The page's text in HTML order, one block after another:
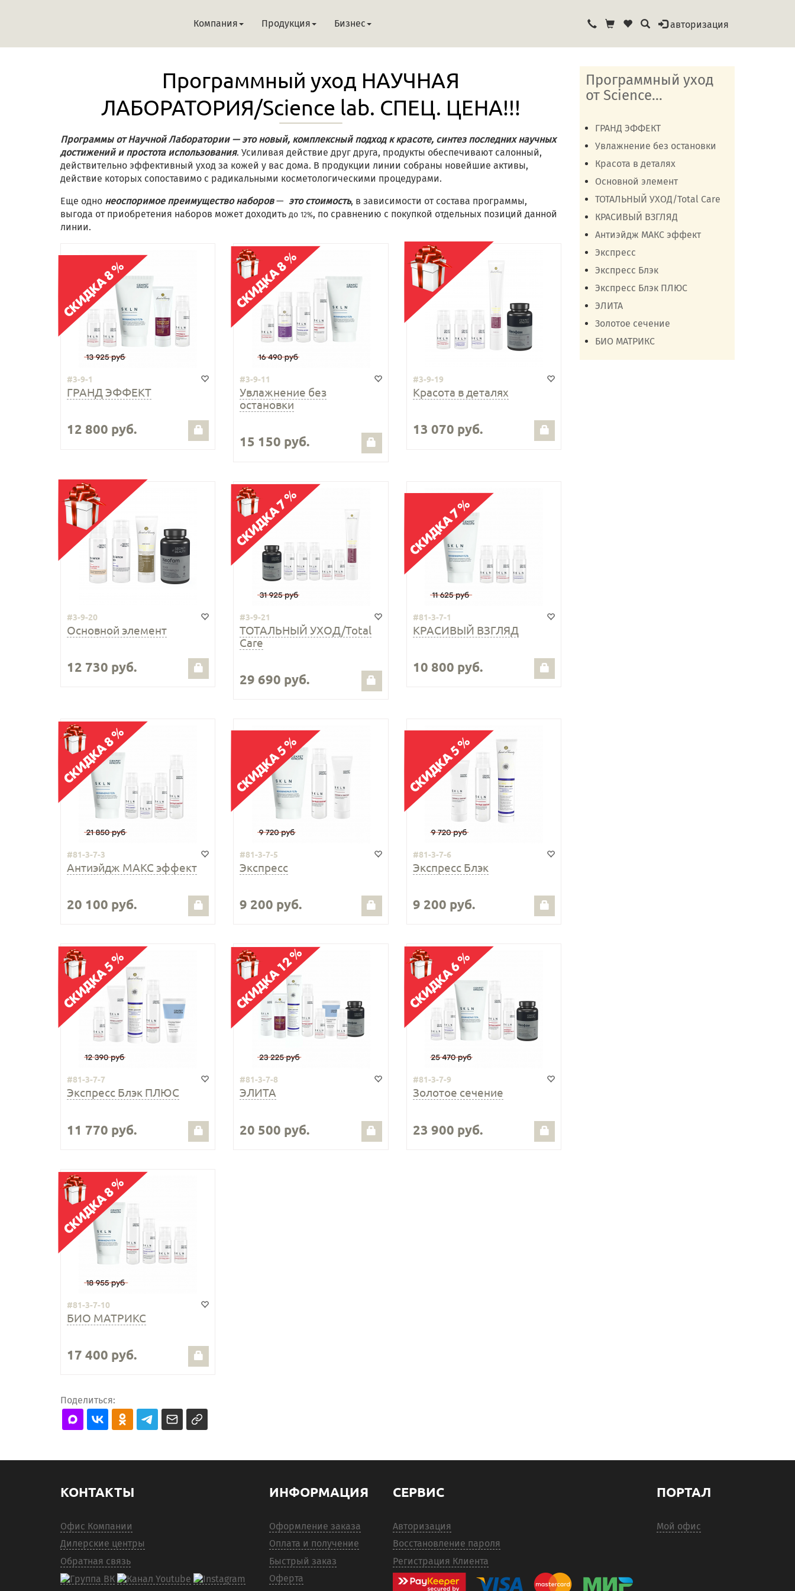
Компания Продукция Бизнес авторизация
Программный уход НАУЧНАЯ
ЛАБОРАТОРИЯ/Science lab. СПЕЦ. ЦЕНА!!!
Программы от Научной Лаборатории — это новый, комплексный подход к красоте, синтез последних научных
достижений и простота использования. Усиливая действие друг друга, продукты обеспечивают салонный,
действительно эффективный уход за кожей у вас дома. В продукции линии собраны новейшие активы,
действие которых сопоставимо с радикальными косметологическими процедурами.
Еще одно неоспоримое преимущество наборов— это стоимость, в зависимости от состава программы,
выгода от приобретения наборов может доходить до 12%, по сравнению с покупкой отдельных позиций данной
линии.
#3-9-1
ГРАНД ЭФФЕКТ
12 800 руб.
#3-9-11
Увлажнение без
остановки
15 150 руб.
#3-9-19
Красота в деталях
13 070 руб.
#3-9-20
Основной элемент
12 730 руб.
#3-9-21
ТОТАЛЬНЫЙ УХОД/Total
Care
29 690 руб.
#81-3-7-1
КРАСИВЫЙ ВЗГЛЯД
10 800 руб.
#81-3-7-3
Антиэйдж МАКС эффект
20 100 руб.
#81-3-7-5
Экспресс
9 200 руб.
#81-3-7-6
Экспресс Блэк
9 200 руб.
#81-3-7-7
Экспресс Блэк ПЛЮС
11 770 руб.
#81-3-7-8
ЭЛИТА
20 500 руб.
#81-3-7-9
Золотое сечение
23 900 руб.
#81-3-7-10
БИО МАТРИКС
17 400 руб.
Поделиться:
Программный уход
от Science...
ГРАНД ЭФФЕКТ
Увлажнение без остановки
Красота в деталях
Основной элемент
ТОТАЛЬНЫЙ УХОД/Total Care
КРАСИВЫЙ ВЗГЛЯД
Антиэйдж МАКС эффект
Экспресс
Экспресс Блэк
Экспресс Блэк ПЛЮС
ЭЛИТА
Золотое сечение
БИО МАТРИКС
КОНТАКТЫ
Офис Компании
Дилерские центры
Обратная связь
ИНФОРМАЦИЯ
Оформление заказа
Оплата и получение
Быстрый заказ
Оферта
СЕРВИС
Авторизация
Восстановление пароля
Регистрация Клиента
ПОРТАЛ
Мой офис